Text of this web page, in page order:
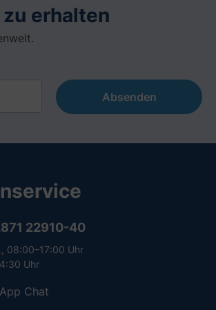
erhalten
Absenden
22910-40
08:00–17:00 Uhr
Uhr
Chat